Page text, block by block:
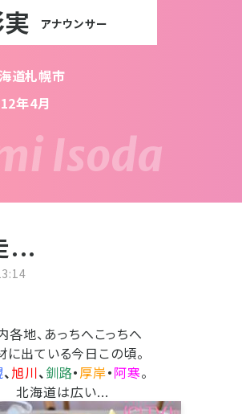
アナウンサー
道札幌市
年4月
...
各地、あっちへこっちへ
に出ている今日この頃。
、 旭川、 釧路・厚岸・阿寒。
北海道は広い...